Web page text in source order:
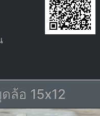
ล้อ 15x12